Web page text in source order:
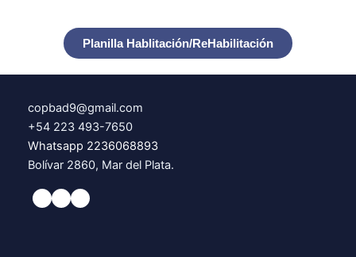
Planilla Hablitación/ReHabilitación
copbad9@gmail.com
+54 223 493-7650
Whatsapp 2236068893
Bolívar 2860, Mar del Plata.